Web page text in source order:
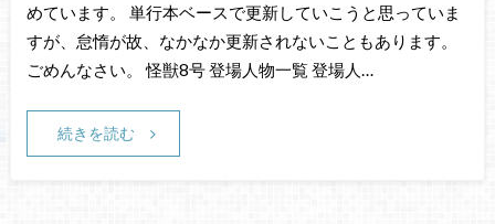
めています。 単行本ベースで更新していこうと思っていま
すが、怠惰が故、なかなか更新されないこともあります。
ごめんなさい。 怪獣8号 登場人物一覧 登場人…
続きを読む